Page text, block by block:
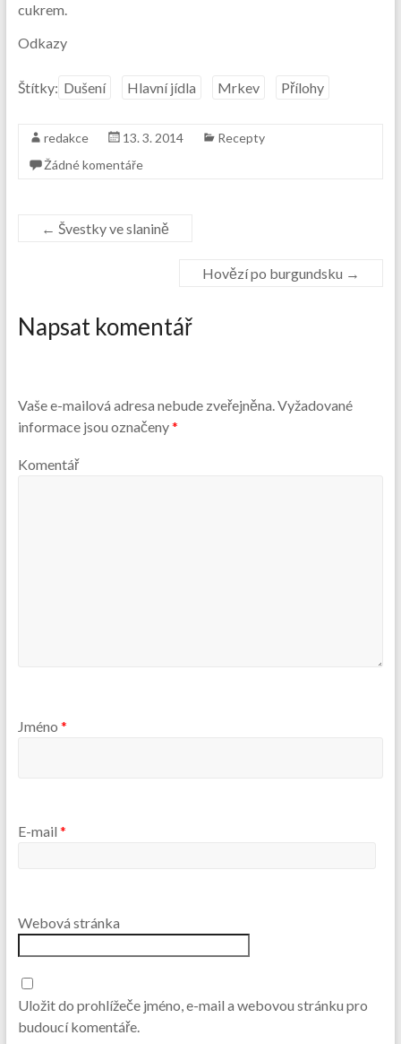
cukrem.
Odkazy
Štítky: Dušení Hlavní jídla Mrkev Přílohy
redakce 13. 3. 2014
Recepty
Žádné komentáře
← Švestky ve slanině
Hovězí po burgundsku →
Napsat komentář
Vaše e-mailová adresa nebude zveřejněna.Vyžadované
informace jsou označeny*
Komentář
Jméno *
E-mail *
Webová stránka
Uložit do prohlížeče jméno, e-mail a webovou stránku pro
budoucí komentáře.